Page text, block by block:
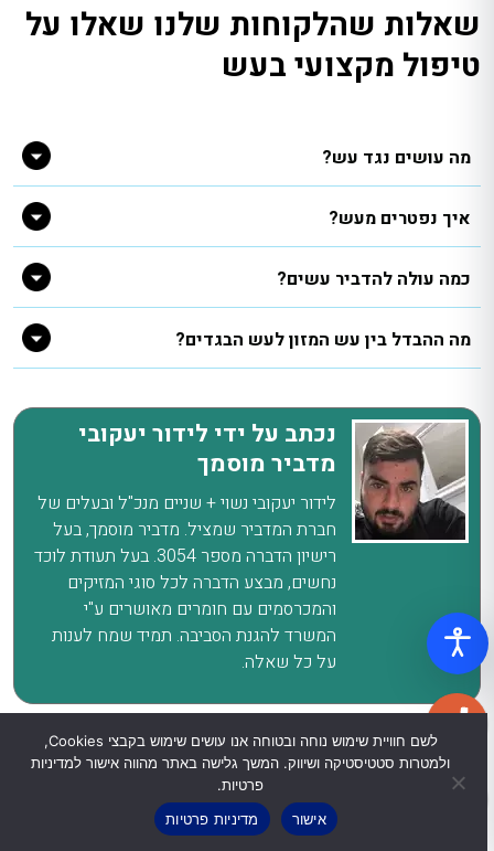
שאלות שהלקוחות שלנו שאלו על
טיפול מקצועי בעש
מה עושים נגד עש?
איך נפטרים מעש?
כמה עולה להדביר עשים?
מה ההבדל בין עש המזון לעש הבגדים?
נכתב על ידי לידור יעקובי
מדביר מוסמך
לידור יעקובי נשוי + שניים מנכ"ל ובעלים של
חברת המדביר שמציל. מדביר מוסמך, בעל
רישיון הדברה מספר 3054. בעל תעודת לוכד
נחשים, מבצע הדברה לכל סוגי המזיקים
והמכרסמים עם חומרים מאושרים ע"י
המשרד להגנת הסביבה. תמיד שמח לענות
על כל שאלה.
האם עש הבית מסוכן
לשם חוויית שימוש נוחה ובטוחה אנו עושים שימוש בקבצי Cookies,
ולמטרות סטטיסטיקה ושיווק. המשך גלישה באתר מהווה אישור למדיניות
פרטיות.
אישור
מדיניות פרטיות